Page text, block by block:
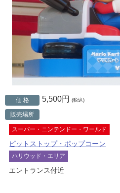
価 格 5,500円 (税込)
販売場所
スーパー・ニンテンドー・ワールド
ピットストップ・ポップコーン
ハリウッド・エリア
エントランス付近